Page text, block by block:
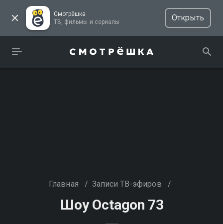
Смотрёшка
ТВ, фильмы и сериалы
Открыть
Главная / Записи ТВ-эфиров /
Шоу Octagon 73